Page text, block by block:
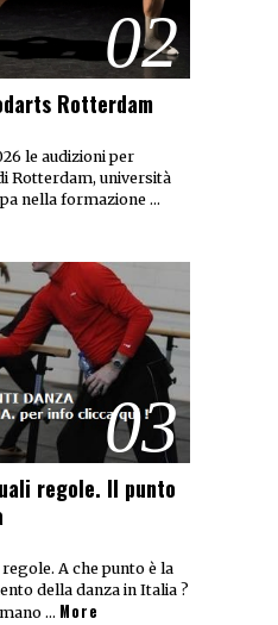
02
Rotterdam
le audizioni per
Rotterdam, università
nella formazione …
03
regole. Il punto
A che punto è la
della danza in Italia ?
… More